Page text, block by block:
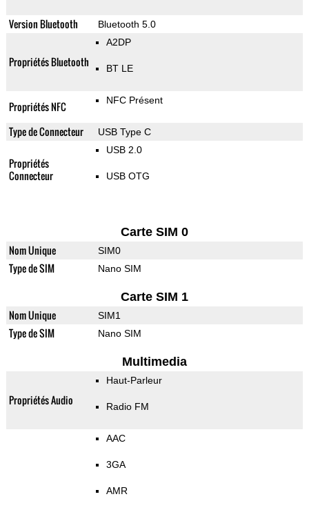
Version Bluetooth Bluetooth 5.0
Propriétés Bluetooth
A2DP
BT LE
Propriétés NFC NFC Présent
Type de Connecteur USB Type C
Propriétés
Connecteur
USB 2.0
USB OTG
Carte SIM 0
Nom Unique SIM0
Type de SIM Nano SIM
Carte SIM 1
Nom Unique SIM1
Type de SIM Nano SIM
Multimedia
Propriétés Audio
Haut-Parleur
Radio FM
AAC
3GA
AMR